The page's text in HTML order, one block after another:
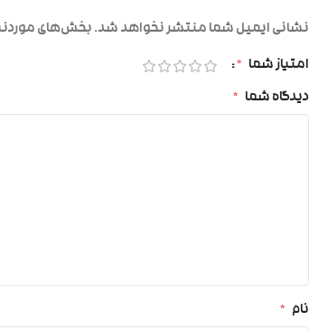
نشانی ایمیل شما منتشر نخواهد شد.بخش‌های
امتیاز شما *
دیدگاه شما *
نام *